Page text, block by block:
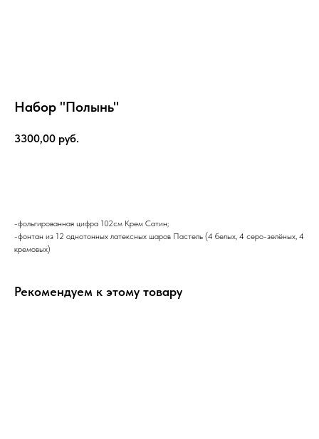
Набор "Полынь"
3300,00 руб.
-фольгированная цифра 102см Крем Сатин;
-фонтан из 12 однотонных латексных шаров Пастель (4 белых, 4 серо-зелёных, 4
кремовых)
Рекомендуем к этому товару